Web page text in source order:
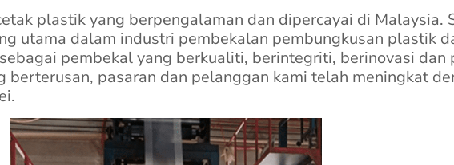
plastik yang berpengalaman dan dipercayai di Malaysia.
utama dalam industri pembekalan pembungkusan plastik
pembekal yang berkualiti, berintegriti, berinovasi dan
berterusan, pasaran dan pelanggan kami telah meningkat